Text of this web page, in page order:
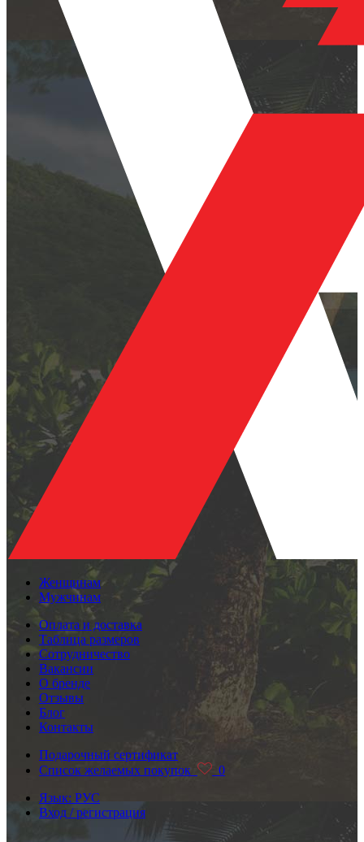
Женщинам
Мужчинам
Оплата и доставка
Таблица размеров
Сотрудничество
Вакансии
О бренде
Отзывы
Блог
Контакты
Подарочный сертификат
Список желаемых покупок
0
Язык: РУС
Вход / регистрация